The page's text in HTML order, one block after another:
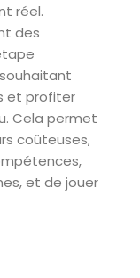
réel.
des
et profiter
Cela permet
coûteuses,
et de jouer